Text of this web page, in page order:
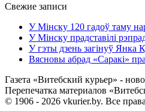
Свежие записи
У Мінску 120 гадоў таму
У Мінску прадставілі
У гэты дзень загінуў Янка
Вясновы абрад «Саракі»
Газета «Витебский курьер» -
Перепечатка материалов
© 1906 - 2026 vkurier.by. Все